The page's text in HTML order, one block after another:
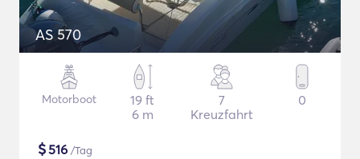
AS 570
Motorboot
19 ft
6 m
7
Kreuzfahrt
0
$516 /Tag